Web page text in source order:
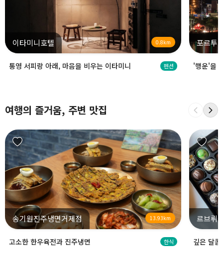
이타미니호텔 0.8km
통영 서피랑 아래, 마음을 비우는 이타미니 펜션
포르투
'행운'을
여행의 즐거움, 주변 맛집
송기원진주냉면거제점 13.93km
고소한 한우육전과 진주냉면 한식
르브뤼
깊은 달